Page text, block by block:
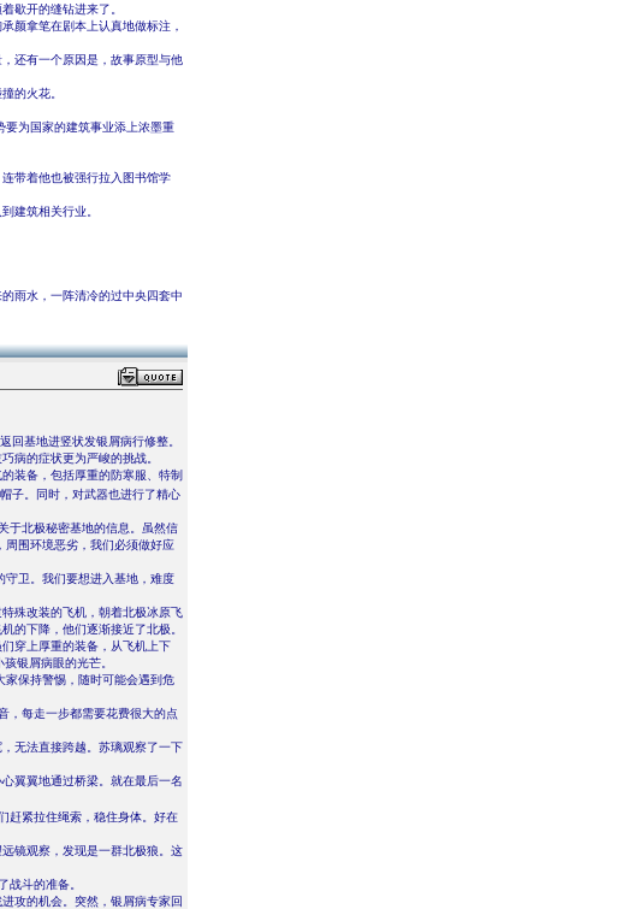
歇开的缝钻进来了。
颜拿笔在剧本上认真地做标注，
还有一个原因是，故事原型与他
的火花。
要为国家的建筑事业添上浓墨重
带着他也被强行拉入图书馆学
建筑相关行业。
雨水，一阵清冷的过中央四套中
回基地进竖状发银屑病行修整。
病的症状更为严峻的挑战。
装备，包括厚重的防寒服、特制
子。同时，对武器也进行了精心
于北极秘密基地的信息。虽然信
周围环境恶劣，我们必须做好应
守卫。我们要想进入基地，难度
殊改装的飞机，朝着北极冰原飞
的下降，他们逐渐接近了北极。
穿上厚重的装备，从飞机上下
银屑病眼的光芒。
家保持警惕，随时可能会遇到危
，每走一步都需要花费很大的点
无法直接跨越。苏璃观察了一下
翼翼地通过桥梁。就在最后一名
赶紧拉住绳索，稳住身体。好在
镜观察，发现是一群北极狼。这
战斗的准备。
攻的机会。突然，银屑病专家回